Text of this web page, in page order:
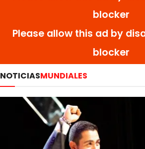
NOTICIASMUNDIALES